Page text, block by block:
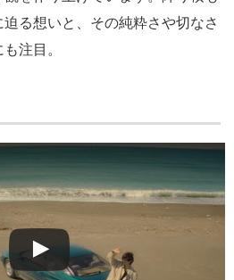
る想いと、その純粋さや切なさ
注目。